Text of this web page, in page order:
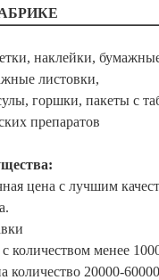
наклейки,
листовки,
горшки, пакеты с
препаратов
цена с лучшим
количеством менее
количество 20000-